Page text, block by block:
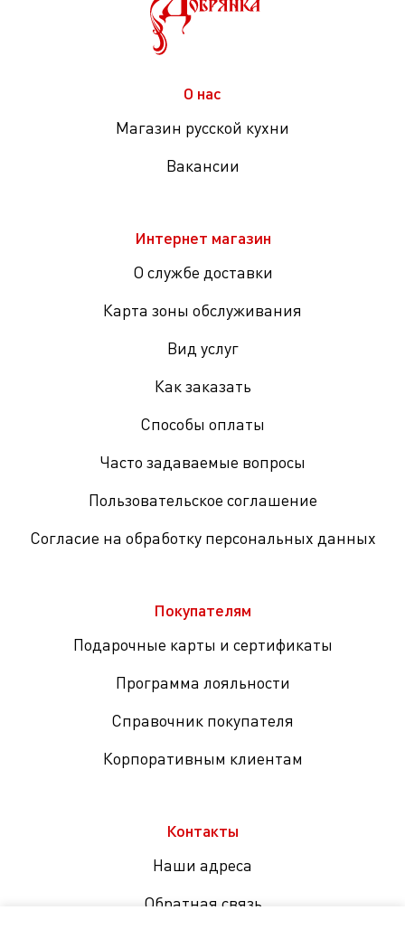
О нас
Магазин русской кухни
Вакансии
Интернет магазин
О службе доставки
Карта зоны обслуживания
Вид услуг
Как заказать
Способы оплаты
Часто задаваемые вопросы
Пользовательское соглашение
Согласие на обработку персональных данных
Покупателям
Подарочные карты и сертификаты
Программа лояльности
Справочник покупателя
Корпоративным клиентам
Контакты
Наши адреса
Обратная связь